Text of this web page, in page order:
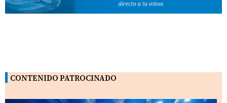
CONTENIDO PATROCINADO